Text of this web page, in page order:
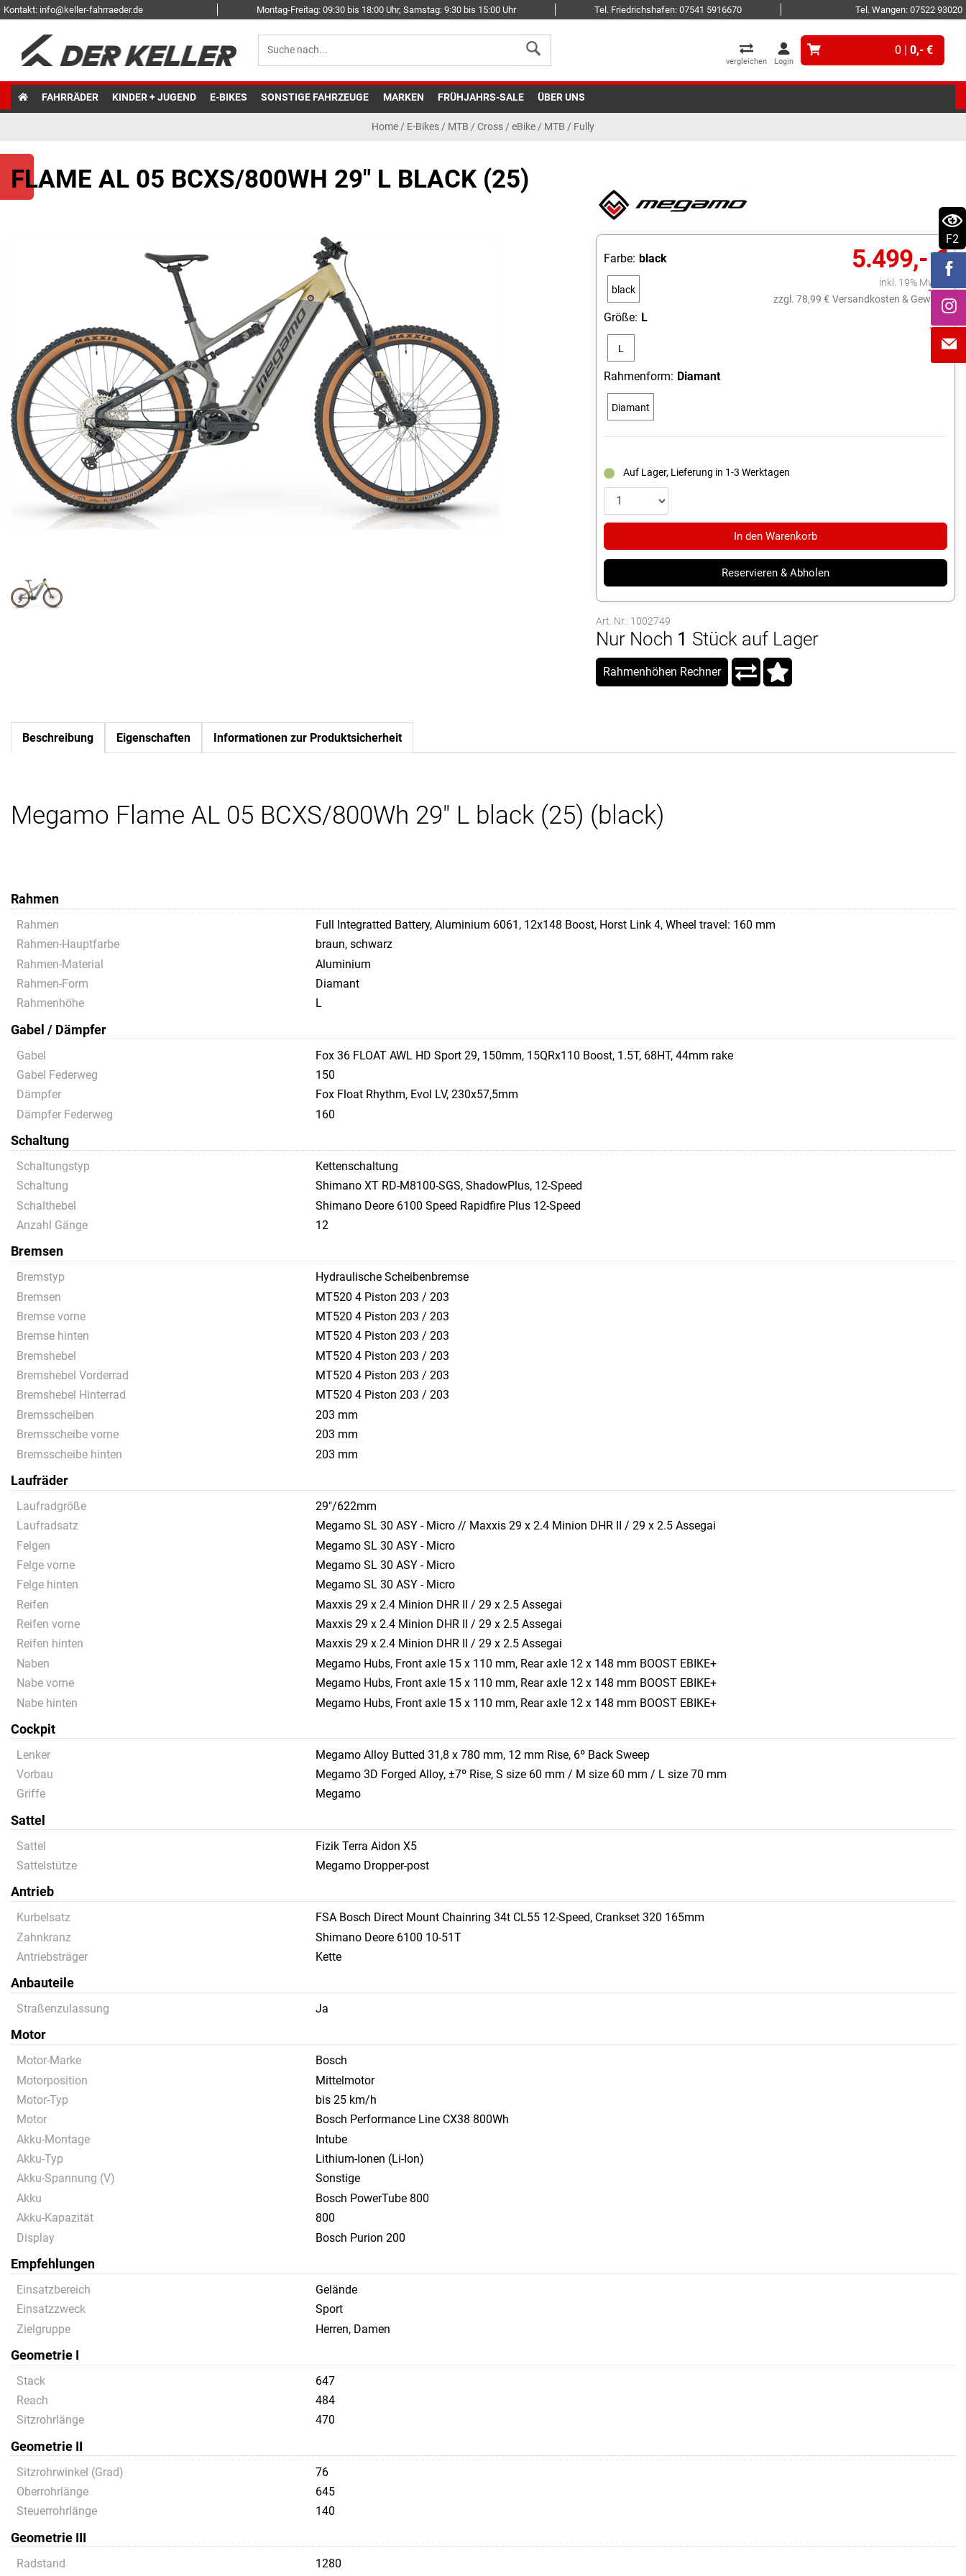
Kontakt: info@keller-fahrraeder.de Montag-Freitag: 09:30 bis 18:00 Uhr, Samstag: 9:30 bis 15:00 Uhr Tel. Friedrichshafen: 07541 5916670 Tel. Wangen: 07522 93020
vergleichen Login
0 | 0,- €
FAHRRÄDER KINDER + JUGEND E-BIKES SONSTIGE FAHRZEUGE MARKEN FRÜHJAHRS-SALE ÜBER UNS
Home / E-Bikes / MTB / Cross / eBike / MTB / Fully
FLAME AL 05 BCXS/800WH 29" L BLACK (25)
5.499,- €
inkl. 19% MwSt.
zzgl. 78,99 € Versandkosten & Gewicht
Farbe: black
black
Größe: L
L
Rahmenform: Diamant
Diamant
Auf Lager, Lieferung in 1-3 Werktagen
In den Warenkorb
Reservieren & Abholen
Art. Nr.: 1002749
Nur Noch 1 Stück auf Lager
Rahmenhöhen Rechner
Beschreibung Eigenschaften Informationen zur Produktsicherheit
Megamo Flame AL 05 BCXS/800Wh 29" L black (25) (black)
Rahmen
Rahmen
Full Integratted Battery, Aluminium 6061, 12x148 Boost, Horst Link 4, Wheel travel: 160 mm
Rahmen-Hauptfarbe
braun, schwarz
Rahmen-Material
Aluminium
Rahmen-Form
Diamant
Rahmenhöhe
L
Gabel / Dämpfer
Gabel
Fox 36 FLOAT AWL HD Sport 29, 150mm, 15QRx110 Boost, 1.5T, 68HT, 44mm rake
Gabel Federweg
150
Dämpfer
Fox Float Rhythm, Evol LV, 230x57,5mm
Dämpfer Federweg
160
Schaltung
Schaltungstyp
Kettenschaltung
Schaltung
Shimano XT RD-M8100-SGS, ShadowPlus, 12-Speed
Schalthebel
Shimano Deore 6100 Speed Rapidfire Plus 12-Speed
Anzahl Gänge
12
Bremsen
Bremstyp
Hydraulische Scheibenbremse
Bremsen
MT520 4 Piston 203 / 203
Bremse vorne
MT520 4 Piston 203 / 203
Bremse hinten
MT520 4 Piston 203 / 203
Bremshebel
MT520 4 Piston 203 / 203
Bremshebel Vorderrad
MT520 4 Piston 203 / 203
Bremshebel Hinterrad
MT520 4 Piston 203 / 203
Bremsscheiben
203 mm
Bremsscheibe vorne
203 mm
Bremsscheibe hinten
203 mm
Laufräder
Laufradgröße
29"/622mm
Laufradsatz
Megamo SL 30 ASY - Micro // Maxxis 29 x 2.4 Minion DHR II / 29 x 2.5 Assegai
Felgen
Megamo SL 30 ASY - Micro
Felge vorne
Megamo SL 30 ASY - Micro
Felge hinten
Megamo SL 30 ASY - Micro
Reifen
Maxxis 29 x 2.4 Minion DHR II / 29 x 2.5 Assegai
Reifen vorne
Maxxis 29 x 2.4 Minion DHR II / 29 x 2.5 Assegai
Reifen hinten
Maxxis 29 x 2.4 Minion DHR II / 29 x 2.5 Assegai
Naben
Megamo Hubs, Front axle 15 x 110 mm, Rear axle 12 x 148 mm BOOST EBIKE+
Nabe vorne
Megamo Hubs, Front axle 15 x 110 mm, Rear axle 12 x 148 mm BOOST EBIKE+
Nabe hinten
Megamo Hubs, Front axle 15 x 110 mm, Rear axle 12 x 148 mm BOOST EBIKE+
Cockpit
Lenker
Megamo Alloy Butted 31,8 x 780 mm, 12 mm Rise, 6º Back Sweep
Vorbau
Megamo 3D Forged Alloy, ±7º Rise, S size 60 mm / M size 60 mm / L size 70 mm
Griffe
Megamo
Sattel
Sattel
Fizik Terra Aidon X5
Sattelstütze
Megamo Dropper-post
Antrieb
Kurbelsatz
FSA Bosch Direct Mount Chainring 34t CL55 12-Speed, Crankset 320 165mm
Zahnkranz
Shimano Deore 6100 10-51T
Antriebsträger
Kette
Anbauteile
Straßenzulassung Ja
Motor
Motor-Marke
Bosch
Motorposition
Mittelmotor
Motor-Typ
bis 25 km/h
Motor
Bosch Performance Line CX38 800Wh
Akku-Montage
Intube
Akku-Typ
Lithium-Ionen (Li-Ion)
Akku-Spannung (V)
Sonstige
Akku
Bosch PowerTube 800
Akku-Kapazität
800
Display
Bosch Purion 200
Empfehlungen
Einsatzbereich
Gelände
Einsatzzweck
Sport
Zielgruppe
Herren, Damen
Geometrie I
Stack
647
Reach
484
Sitzrohrlänge
470
Geometrie II
Sitzrohrwinkel (Grad)
76
Oberrohrlänge
645
Steuerrohrlänge
140
Geometrie III
Radstand
1280
F2